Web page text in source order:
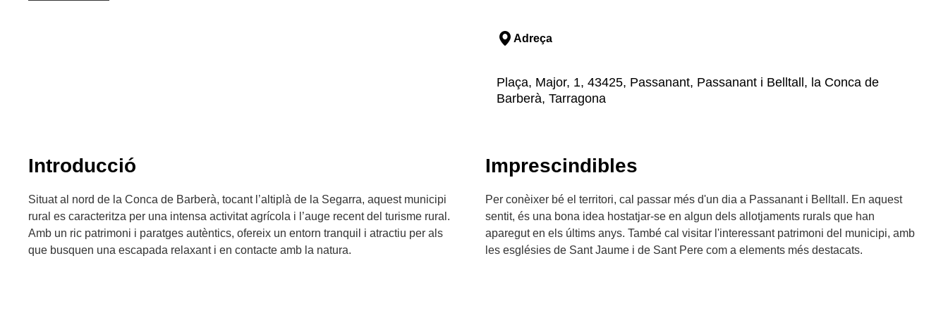
Adreça
Plaça, Major, 1, 43425, Passanant, Passanant i Belltall, la Conca de
Barberà, Tarragona
Introducció
Situat al nord de la Conca de Barberà, tocant l’altiplà de la Segarra, aquest municipi
rural es caracteritza per una intensa activitat agrícola i l’auge recent del turisme rural.
Amb un ric patrimoni i paratges autèntics, ofereix un entorn tranquil i atractiu per als
que busquen una escapada relaxant i en contacte amb la natura.
Imprescindibles
Per conèixer bé el territori, cal passar més d'un dia a Passanant i Belltall. En aquest
sentit, és una bona idea hostatjar-se en algun dels allotjaments rurals que han
aparegut en els últims anys. També cal visitar l'interessant patrimoni del municipi, amb
les esglésies de Sant Jaume i de Sant Pere com a elements més destacats.